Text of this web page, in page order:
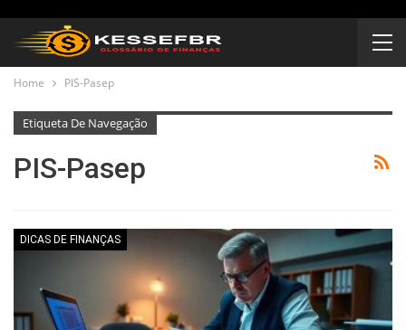
Home PIS-Pasep
Etiqueta De Navegação
PIS-Pasep
DICAS DE FINANÇAS